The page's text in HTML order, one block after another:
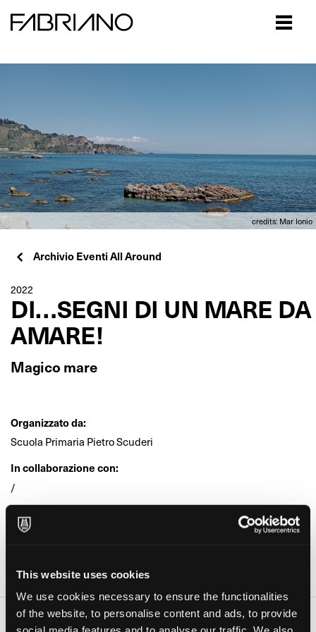
This website uses cookies
We use cookies necessary to ensure the functionalities
of the website, to personalise content and ads, to provide
credits: Mar Ionio
Archivio Eventi All Around
2022
DI…SEGNI DI UN MARE DA
AMARE!
Magico mare
Organizzato da:
Scuola Primaria Pietro Scuderi
In collaborazione con:
/
Età:
Bambini, Ragazzi, Adulti
Giusy Ferraro (Linguaglossa)
Date e orari